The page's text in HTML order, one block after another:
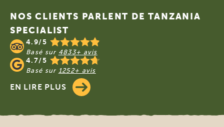
NOS CLIENTS PARLENT DE TANZANIA
SPECIALIST
4.9/5
Basé sur 4833+ avis
4.7/5
Basé sur 1252+ avis
EN LIRE PLUS